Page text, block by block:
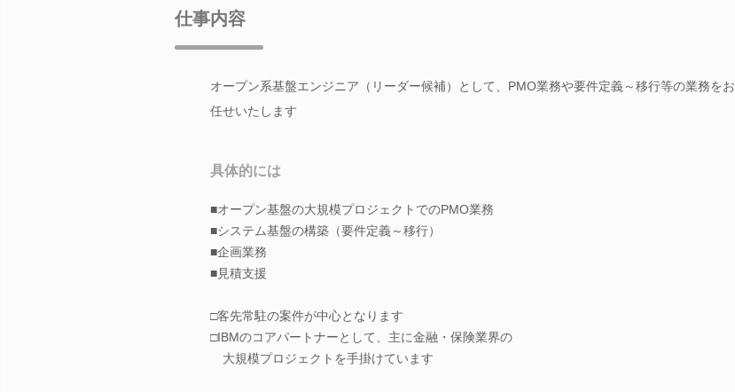
仕事内容
オープン系基盤エンジニア（リーダー候補）として、PMO業務や要件定義～移行等の業務をお
任せいたします
具体的には
■オープン基盤の大規模プロジェクトでのPMO業務
■システム基盤の構築（要件定義～移行）
■企画業務
■見積支援
□客先常駐の案件が中心となります
□IBMのコアパートナーとして、主に金融・保険業界の
大規模プロジェクトを手掛けています